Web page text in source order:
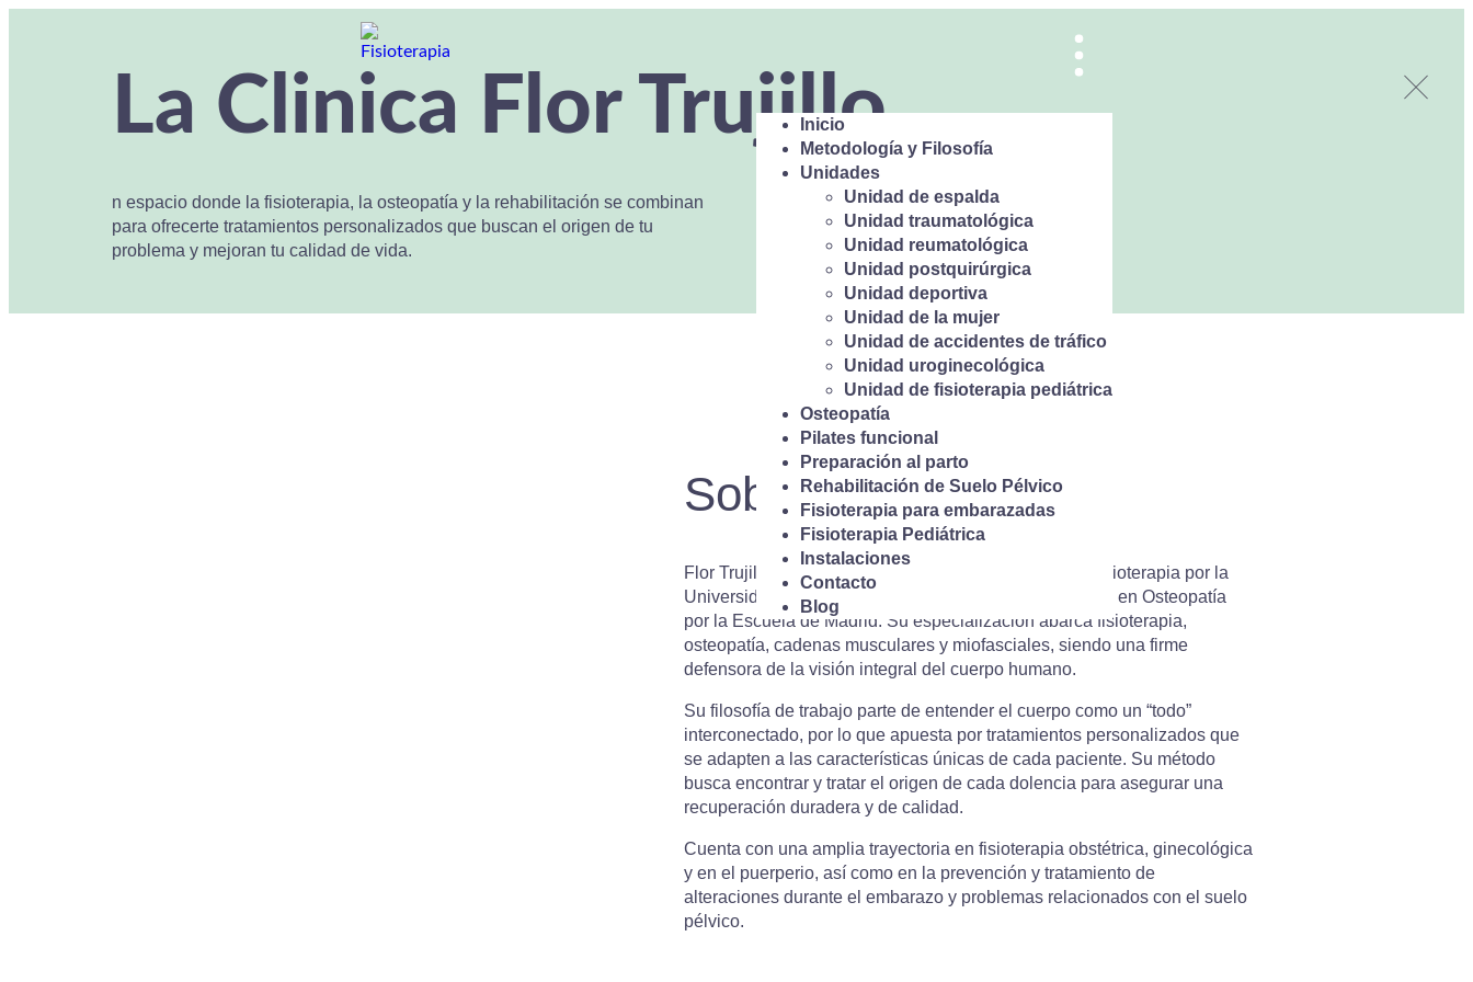
Inicio
Metodología y Filosofía
Unidades
Unidad de espalda
Unidad traumatológica
Unidad reumatológica
Unidad postquirúrgica
Unidad deportiva
Unidad de la mujer
Unidad de accidentes de tráfico
Unidad uroginecológica
Unidad de fisioterapia pediátrica
Osteopatía
Pilates funcional
Preparación al parto
Rehabilitación de Suelo Pélvico
Fisioterapia para embarazadas
Fisioterapia Pediátrica
Instalaciones
Contacto
Blog
La Clinica Flor Trujillo
n espacio donde la fisioterapia, la osteopatía y la rehabilitación se combinan
para ofrecerte tratamientos personalizados que buscan el origen de tu
problema y mejoran tu calidad de vida.
Sobre Flor Trujillo
Flor Trujillo, directora de la clínica, es diplomada en Fisioterapia por la
Universidad de Granada y posee el máximo grado C.O. en Osteopatía
por la Escuela de Madrid. Su especialización abarca fisioterapia,
osteopatía, cadenas musculares y miofasciales, siendo una firme
defensora de la visión integral del cuerpo humano.
Su filosofía de trabajo parte de entender el cuerpo como un “todo”
interconectado, por lo que apuesta por tratamientos personalizados que
se adapten a las características únicas de cada paciente. Su método
busca encontrar y tratar el origen de cada dolencia para asegurar una
recuperación duradera y de calidad.
Cuenta con una amplia trayectoria en fisioterapia obstétrica, ginecológica
y en el puerperio, así como en la prevención y tratamiento de
alteraciones durante el embarazo y problemas relacionados con el suelo
pélvico.